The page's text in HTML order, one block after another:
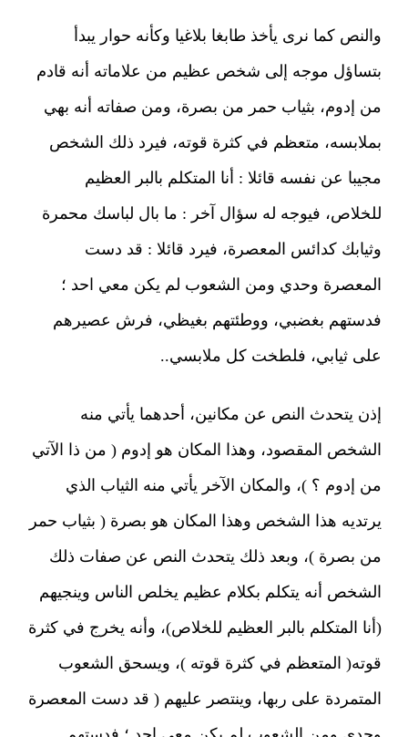
والنص كما نرى يأخذ طابغا بلاغيا وكأنه حوار يبدأ
بتساؤل موجه إلى شخص عظيم من علاماته أنه قادم
من إدوم، بثياب حمر من بصرة، ومن صفاته أنه بهي
بملابسه، متعظم في كثرة قوته، فيرد ذلك الشخص
مجيبا عن نفسه قائلا : أنا المتكلم بالبر العظيم
للخلاص، فيوجه له سؤال آخر : ما بال لباسك محمرة
وثيابك كدائس المعصرة، فيرد قائلا : قد دست
المعصرة وحدي ومن الشعوب لم يكن معي احد ؛
فدستهم بغضبي، ووطئتهم بغيظي، فرش عصيرهم
على ثيابي، فلطخت كل ملابسي..
إذن يتحدث النص عن مكانين، أحدهما يأتي منه
الشخص المقصود، وهذا المكان هو إدوم ( من ذا الآتي
من إدوم ؟ )، والمكان الآخر يأتي منه الثياب الذي
يرتديه هذا الشخص وهذا المكان هو بصرة ( بثياب حمر
من بصرة )، وبعد ذلك يتحدث النص عن صفات ذلك
الشخص أنه يتكلم بكلام عظيم يخلص الناس وينجيهم
(أنا المتكلم بالبر العظيم للخلاص)، وأنه يخرج في كثرة
قوته( المتعظم في كثرة قوته )، ويسحق الشعوب
المتمردة على ربها، وينتصر عليهم ( قد دست المعصرة